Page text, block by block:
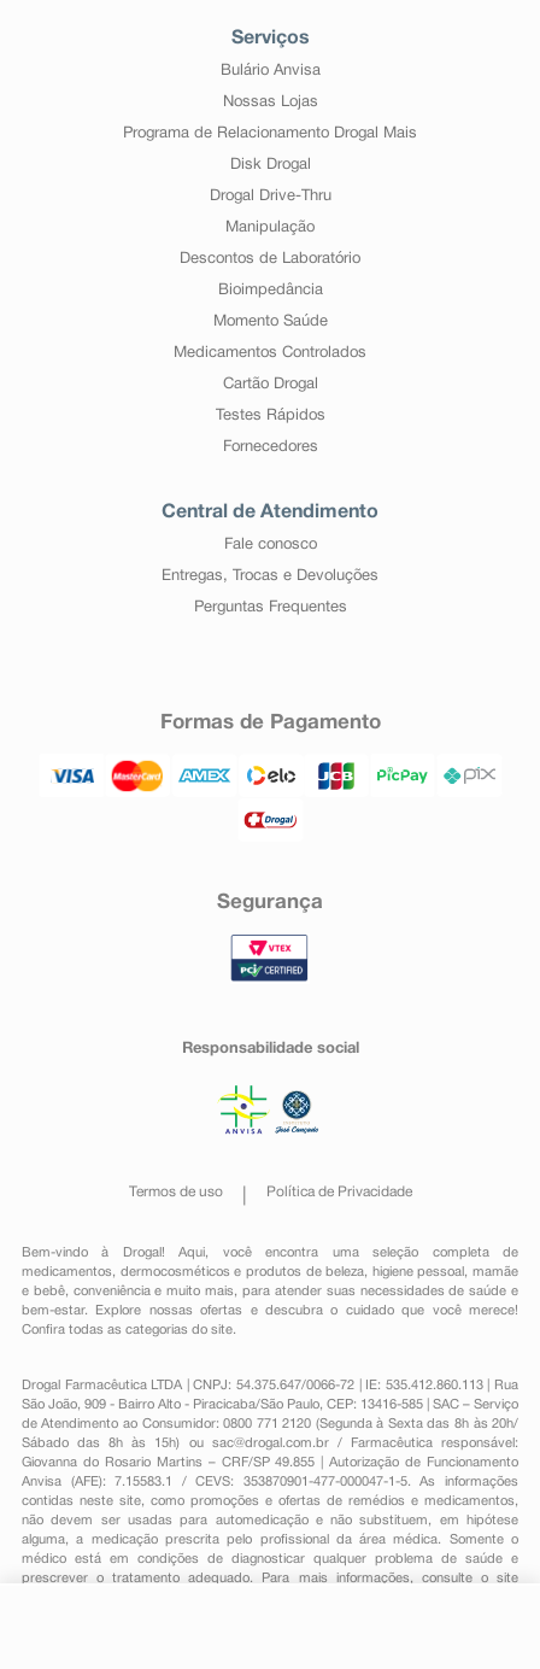
Serviços
Bulário Anvisa
Nossas Lojas
Programa de Relacionamento Drogal Mais
Disk Drogal
Drogal Drive-Thru
Manipulação
Descontos de Laboratório
Bioimpedância
Momento Saúde
Medicamentos Controlados
Cartão Drogal
Testes Rápidos
Fornecedores
Central de Atendimento
Fale conosco
Entregas, Trocas e Devoluções
Perguntas Frequentes
Formas de Pagamento
Segurança
Responsabilidade social
Termos de uso Política de Privacidade
Bem-vindo à Drogal! Aqui, você encontra uma seleção completa de
medicamentos , dermocosméticos e produtos de beleza, higiene pessoal ,mamãe
e bebê, conveniênciae muito mais, para atender suas necessidades de saúde e
bem-estar. Explore nossas ofertas e descubra o cuidado que você merece!
Confira todas as categorias do site.
Drogal Farmacêutica LTDA | CNPJ: 54.375.647/0066-72 | IE: 535.412.860.113 | Rua
São João, 909 - Bairro Alto - Piracicaba/São Paulo, CEP: 13416-585 | SAC – Serviço
de Atendimento ao Consumidor: 0800 771 2120 (Segunda à Sexta das 8h às 20h/
Sábado das 8h às 15h) ou sac@drogal.com.br/ Farmacêutica responsável:
Giovanna do Rosario Martins – CRF/SP 49.855 | Autorização de Funcionamento
Anvisa (AFE): 7.15583.1 / CEVS: 353870901-477-000047-1-5. As informações
contidas neste site, como promoções e ofertas de remédios e medicamentos,
não devem ser usadas para automedicação e não substituem, em hipótese
alguma, a medicação prescrita pelo profissional da área médica. Somente o
médico está em condições de diagnosticar qualquer problema de saúde e
prescrever o tratamento adequado. Para mais informações, consulte o site